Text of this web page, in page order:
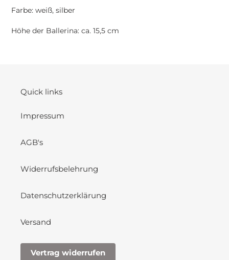
Farbe: weiß, silber
Höhe der Ballerina: ca. 15,5 cm
Quick links
Impressum
AGB's
Widerrufsbelehrung
Datenschutzerklärung
Versand
Vertrag widerrufen